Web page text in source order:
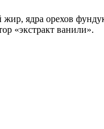
ядра орехов
«экстракт ванили».